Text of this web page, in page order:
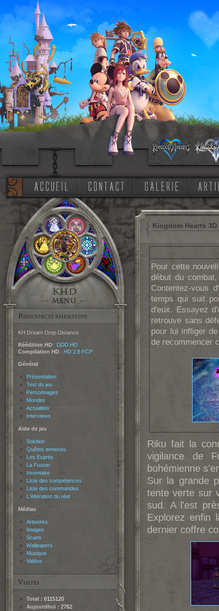
KH Dream Drop Distance
Réédition HD : DDD HD
Compilation HD : HD 2.8 FCP
Général
Présentation
Test du jeu
Personnages
Mondes
Actualités
Interviews
Aide de jeu
Solution
Quêtes annexes
Les Esprits
La Fusion
Inventaire
Liste des compétences
Liste des commandes
L'Altération du réel
Médias
Artworks
Images
Scans
Wallpapers
Musique
Vidéos
Total : 6115120
Aujourdhui : 2762
Kingdom Hearts
Pour cette
début du
Contentez-vous
temps qui suit
d'eux. Essayez
retrouve sans
pour lui infliger
de recommencer
Riku fait la
vigilance de
bohémienne
Sur la grande
tente verte sur
sud. A l'est
Explorez enfin
dernier coffre